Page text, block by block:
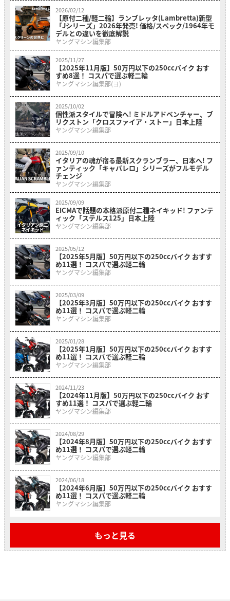
2026/02/12
【原付二種/軽二輪】ランブレッタ(Lambretta)新型
「Jシリーズ」2026年発売! 価格/スペック/1964年モ
デルとの違いを徹底解説
ヤングマシン編集部
2025/11/27
【2025年11月版】50万円以下の250ccバイク おす
すめ8選！ コスパで選ぶ軽二輪
ヤングマシン編集部(ヨ)
2025/10/02
個性派スタイルで冒険へ! ミドルアドベンチャー、ブ
リクストン「クロスファイア・ストー」日本上陸
ヤングマシン編集部
2025/09/10
イタリアの魂が宿る最新スクランブラー、日本へ! フ
ァンティック「キャバレロ」シリーズがフルモデル
チェンジ
ヤングマシン編集部
2025/09/09
EICMAで話題の本格派原付二種ネイキッド! ファンテ
ィック「ステルス125」日本上陸
ヤングマシン編集部
2025/05/12
【2025年5月版】50万円以下の250ccバイク おすす
め11選！ コスパで選ぶ軽二輪
ヤングマシン編集部
2025/03/09
【2025年3月版】50万円以下の250ccバイク おすす
め11選！ コスパで選ぶ軽二輪
ヤングマシン編集部
2025/01/28
【2025年1月版】50万円以下の250ccバイク おすす
め11選！ コスパで選ぶ軽二輪
ヤングマシン編集部
2024/11/23
【2024年11月版】50万円以下の250ccバイク おす
すめ11選！ コスパで選ぶ軽二輪
ヤングマシン編集部
2024/08/29
【2024年8月版】50万円以下の250ccバイク おすす
め11選！ コスパで選ぶ軽二輪
ヤングマシン編集部
2024/06/18
【2024年6月版】50万円以下の250ccバイク おすす
め11選！ コスパで選ぶ軽二輪
ヤングマシン編集部
もっと見る